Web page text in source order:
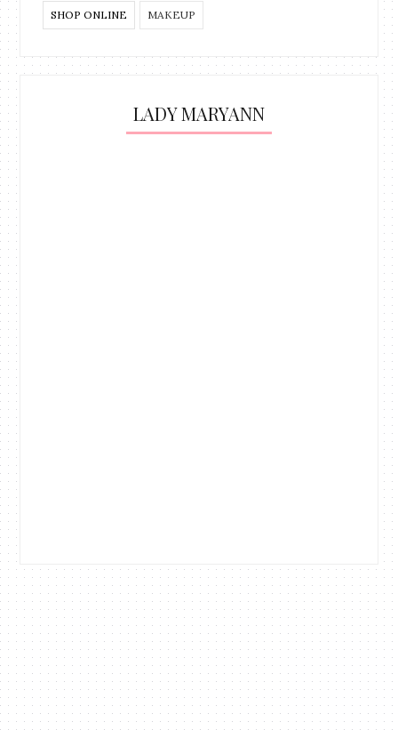
SHOP ONLINE MAKEUP
LADY MARYANN